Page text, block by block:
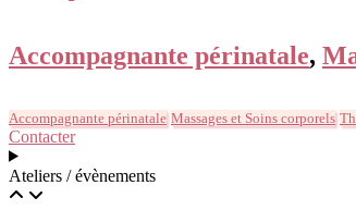
Accompagnante périnatale,
Accompagnante périnatale Massages et Soins corporels
Contacter
Ateliers / évènements